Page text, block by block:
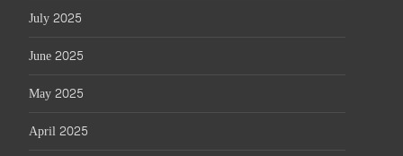
July 2025
June 2025
May 2025
April 2025